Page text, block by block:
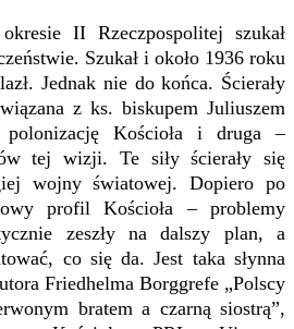
II Rzeczpospolitej szukał
Szukał i około 1936 roku
Jednak nie do końca. Ścierały
z ks. biskupem Juliuszem
polonizację Kościoła i druga –
tej wizji. Te siły ścierały się
wojny światowej. Dopiero po
profil Kościoła – problemy
zeszły na dalszy plan, a
co się da. Jest taka słynna
Friedhelma Borggrefe „Polscy
bratem a czarną siostrą”,